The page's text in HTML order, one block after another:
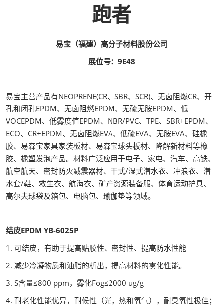
跑者
易宝（福建）高分子材料股份公司
展位号：9E48
易宝主营产品有NEOPRENE(CR、SBR、SCR)、无卤阻燃CR、开
孔和闭孔EPDM、无卤阻燃EPDM、无硫无胺EPDM、低
VOCEPDM、低雾度值EPDM、NBR/PVC、TPE、SBR+EPDM、
ECO、CR+EPDM、无卤阻燃EVA、低硫EVA、无胺EVA、硅橡
胶、易森宝家具家装板材、易森宝球头板材、降解新材料等橡
胶、橡塑发泡产品。材料广泛应用于电子、家电、汽车、高铁、
航空航天、密封防火减震器材、干式/湿式潜水衣、冲浪衣、潜
水套/鞋、救生衣、航海衣、矿产资源装备服、体育运动护具、
高尔夫球袋及箱包、电脑包、瑜伽垫等领域。
结皮EPDM YB-6025P
1. 可结皮，有助于提高贴胶性、密封性、提高防水性能
2. 减少冷凝物质和油脂的析出，提高材料的雾化性能。
3. S含量≤800 ppm，雾化Fog≤2000 ug/g
4. 耐老化性能优异，耐候性（光，热和氧气），耐臭氧性极佳；